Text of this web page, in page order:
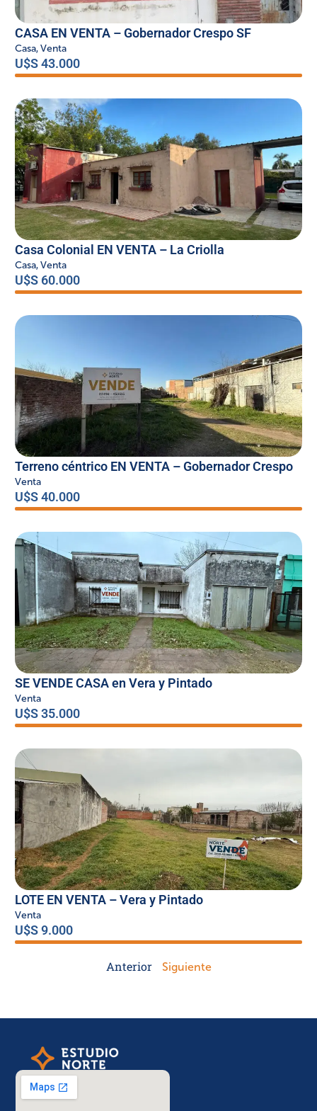
CASA EN VENTA – Gobernador Crespo SF
Casa,Venta
U$S 43.000
Casa Colonial EN VENTA – La Criolla
Casa,Venta
U$S 60.000
Terreno céntrico EN VENTA – Gobernador Crespo
Venta
U$S 40.000
SE VENDE CASA en Vera y Pintado
Venta
U$S 35.000
LOTE EN VENTA – Vera y Pintado
Venta
U$S 9.000
Anterior Siguiente